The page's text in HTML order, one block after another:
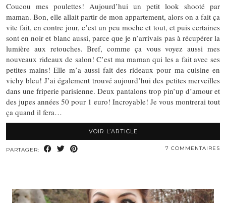
Coucou mes poulettes! Aujourd’hui un petit look shooté par
maman. Bon, elle allait partir de mon appartement, alors on a fait ça
vite fait, en contre jour, c’est un peu moche et tout, et puis certaines
sont en noir et blanc aussi, parce que je n’arrivais pas à récupérer la
lumière aux retouches. Bref, comme ça vous voyez aussi mes
nouveaux rideaux de salon! C’est ma maman qui les a fait avec ses
petites mains! Elle m’a aussi fait des rideaux pour ma cuisine en
vichy bleu! J’ai également trouvé aujourd’hui des petites merveilles
dans une friperie parisienne. Deux pantalons trop pin’up d’amour et
des jupes années 50 pour 1 euro! Incroyable! Je vous montrerai tout
ça quand il fera…
VOIR L’ARTICLE
PARTAGER: 7 COMMENTAIRES